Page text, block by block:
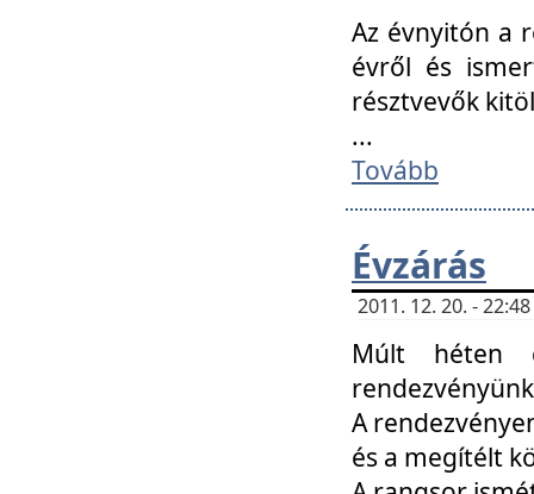
Az évnyitón a
évről és
résztvevők
...
Tovább
Évzárás
2011. 12. 20. -
Múlt héten
A
és a megítélt